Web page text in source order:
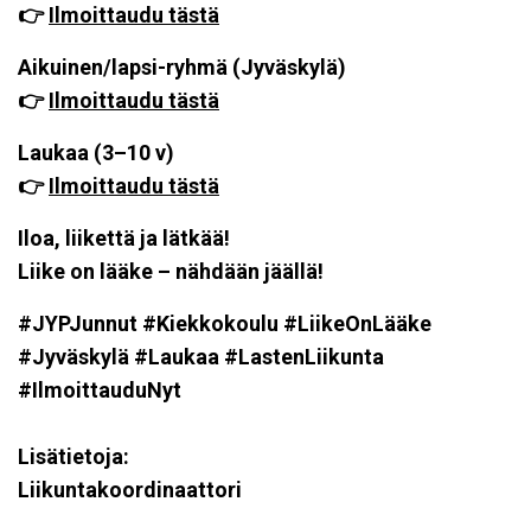
👉Ilmoittaudu tästä
Aikuinen/lapsi-ryhmä (Jyväskylä)
👉Ilmoittaudu tästä
Laukaa (3–10 v)
👉Ilmoittaudu tästä
Iloa, liikettä ja lätkää!
Liike on lääke – nähdään jäällä!
#JYPJunnut #Kiekkokoulu #LiikeOnLääke
#Jyväskylä #Laukaa #LastenLiikunta
#IlmoittauduNyt
Lisätietoja:
Liikuntakoordinaattori